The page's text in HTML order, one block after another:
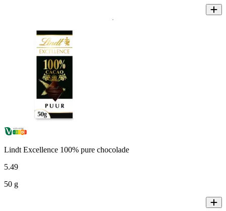
Lindt Excellence 100% pure chocolade
5.49
50 g